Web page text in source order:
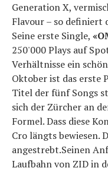
Generation X,
Flavour – so definiert
Seine erste Single,
250'000 Plays auf
Verhältnisse ein
Oktober ist das erste
Titel der fünf Songs
sich der Zürcher an
Formel. Dass diese
Cro längts bewiesen.
angestrebt.Seinen
Laufbahn von ZID in